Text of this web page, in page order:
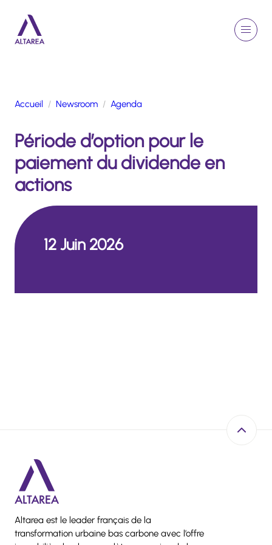
Menu
ACTIVITÉS
ENGAGEMENTS
TALENTS
FINANCE
NEWSROOM
PORTFOLIO
Rechercher
Accueil Newsroom Agenda
Période d’option pour le
paiement du dividende en
actions
12 Juin 2026
Altarea est le leader français de la
transformation urbaine bas carbone avec l’offre
Retour